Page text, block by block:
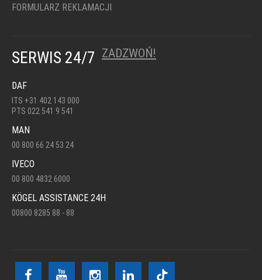
FORMULARZ REKLAMACJI
SERWIS 24/7 ZADZWOŃ!
DAF
ITS +31 402 143 000
PTS 022 541 9 541
MAN
00 800 66 24 53 24
IVECO
00 800 4832 6000
KÖGEL ASSISTANCE 24H
00800 8285 88 - 88